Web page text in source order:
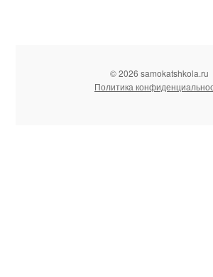
© 2026 samokatshkola.ru
Политика